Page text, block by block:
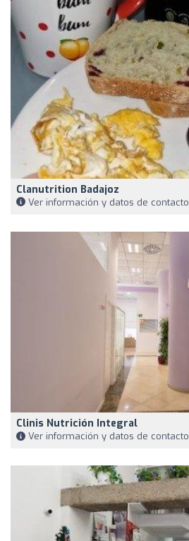
Clanutrition Badajoz
Ver información y datos de contacto
Clinis Nutrición Integral
Ver información y datos de contacto